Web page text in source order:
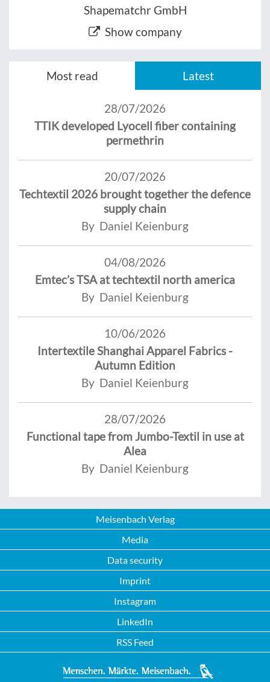
Shapematchr GmbH
Show company
Most read Latest
28/07/2026
TTIK developed Lyocell fiber containing
permethrin
20/07/2026
Techtextil 2026 brought together the defence
supply chain
By Daniel Keienburg
04/08/2026
Emtec’s TSA at techtextil north america
By Daniel Keienburg
10/06/2026
Intertextile Shanghai Apparel Fabrics -
Autumn Edition
By Daniel Keienburg
28/07/2026
Functional tape from Jumbo-Textil in use at
Alea
By Daniel Keienburg
Meisenbach Verlag
Media
Data security
Imprint
Instagram
LinkedIn
RSS Feed